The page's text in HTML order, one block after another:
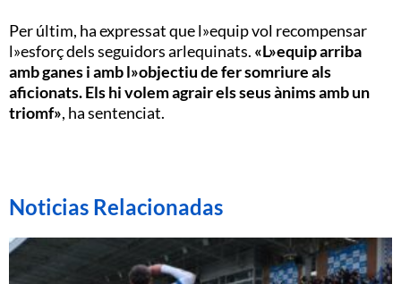
Per últim, ha expressat que l»equip vol recompensar
l»esforç dels seguidors arlequinats. «L»equip arriba
amb ganes i amb l»objectiu de fer somriure als
aficionats. Els hi volem agrair els seus ànims amb un
triomf», ha sentenciat.
Noticias Relacionadas